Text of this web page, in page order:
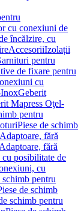
cu conexiuni de
încălzire, cu
AccesoriiIzolații
pentru
de fixare pentru
cu
Geberit
Mapress Oţel-
pentru
Piese de schimb
Adaptoare, fără
fără
posibilitate de
cu
schimb pentru
de schimb
schimb pentru